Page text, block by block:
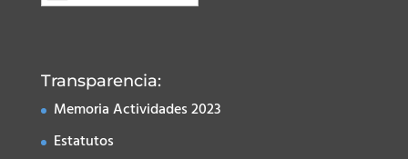
Transparencia:
Memoria Actividades 2023
Estatutos